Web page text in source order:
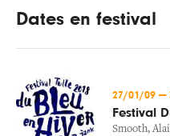
Dates en festival
27/01/09 —
Smooth,